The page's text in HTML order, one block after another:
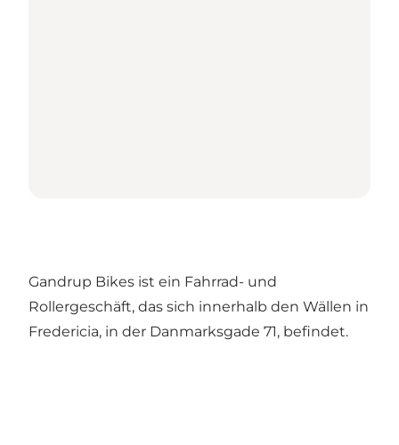
Gandrup Bikes ist ein Fahrrad- und
Rollergeschäft, das sich innerhalb den Wällen in
Fredericia, in der Danmarksgade 71, befindet.